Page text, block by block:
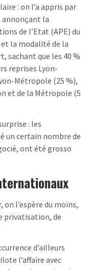
: on l’a appris par
annonçant la
de l’Etat (APE) du
la modalité de la
sachant que les 40 %
reprises Lyon-
Métropole (25 %),
et de la Métropole (5
: les
un certain nombre de
ont été grosso
on l’espère du moins,
privatisation, de
d’ailleurs
l’affaire avec